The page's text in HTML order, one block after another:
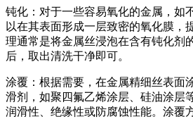
钝化：对于一些容易氧化的金属，如
以在其表面形成一层致密的氧化膜，
理通常是将金属丝浸泡在含有钝化剂
后，取出清洗干净即可。
涂覆：根据需要，在金属精细丝表面
滑剂，如聚四氟乙烯涂层、硅油涂层
润滑性、绝缘性或防腐蚀性能。涂覆